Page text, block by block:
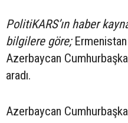
PolitiKARS’ın haber
bilgilere göre;Ermenistan
Azerbaycan
aradı.
Azerbaycan